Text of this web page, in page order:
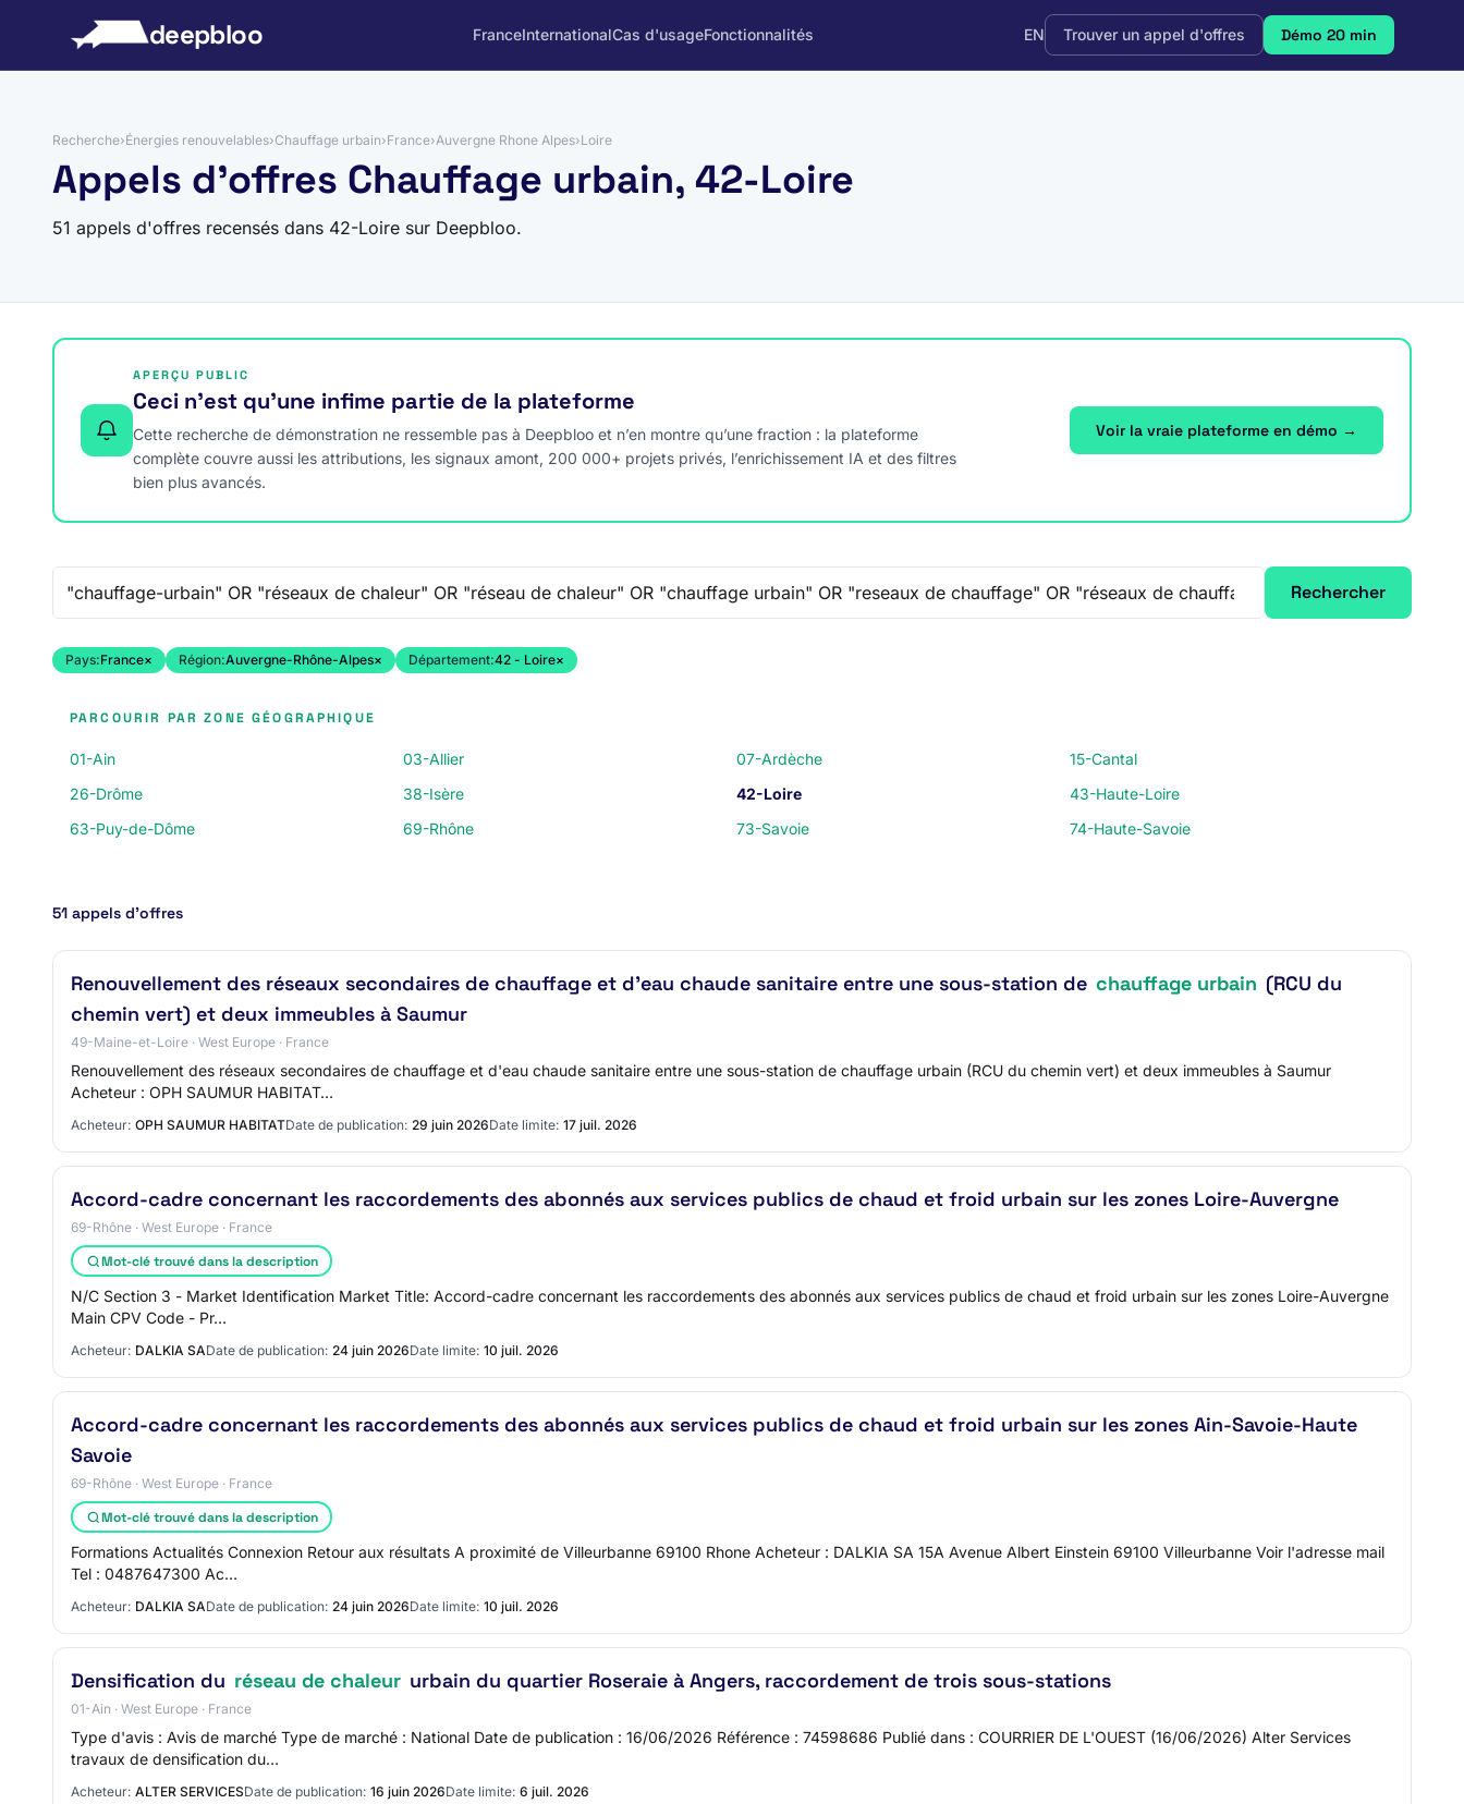
deepbloo FranceInternationalCas d'usageFonctionnalités EN Trouver un appel d'offres Démo 20 min
Recherche›Énergies renouvelables›Chauffage urbain›France›Auvergne Rhone Alpes›Loire
Appels d'offres Chauffage urbain, 42-Loire
51 appels d'offres recensés dans 42-Loire sur Deepbloo.
APERÇU PUBLIC
Ceci n’est qu’une infime partie de la plateforme
Cette recherche de démonstration ne ressemble pas à Deepbloo et n’en montre qu’une fraction : la plateforme
complète couvre aussi les attributions, les signaux amont, 200 000+ projets privés, l’enrichissement IA et des filtres
bien plus avancés.
Voir la vraie plateforme en démo →
Rechercher
Pays:France× Région:Auvergne-Rhône-Alpes× Département:42 - Loire×
PARCOURIR PAR ZONE GÉOGRAPHIQUE
01-Ain 03-Allier 07-Ardèche
15-Cantal
26-Drôme
38-Isère 42-Loire
43-Haute-Loire
63-Puy-de-Dôme
69-Rhône 73-Savoie 74-Haute-Savoie
51 appels d’offres
Renouvellement des réseaux secondaires de chauffage et d'eau chaude sanitaire entre une sous-station de chauffage urbain (RCU du
chemin vert) et deux immeubles à Saumur
49-Maine-et-Loire · West Europe · France
Renouvellement des réseaux secondaires de chauffage et d'eau chaude sanitaire entre une sous-station de chauffage urbain (RCU du chemin vert) et deux immeubles à Saumur
Acheteur : OPH SAUMUR HABITAT…
Acheteur: OPH SAUMUR HABITATDate de publication: 29 juin 2026Date limite: 17 juil. 2026
Accord-cadre concernant les raccordements des abonnés aux services publics de chaud et froid urbain sur les zones Loire-Auvergne
69-Rhône · West Europe · France
Mot-clé trouvé dans la description
N/C Section 3 - Market Identification Market Title: Accord-cadre concernant les raccordements des abonnés aux services publics de chaud et froid urbain sur les zones Loire-Auvergne
Main CPV Code - Pr…
Acheteur: DALKIA SADate de publication: 24 juin 2026Date limite: 10 juil. 2026
Accord-cadre concernant les raccordements des abonnés aux services publics de chaud et froid urbain sur les zones Ain-Savoie-Haute
Savoie
69-Rhône · West Europe · France
Mot-clé trouvé dans la description
Formations Actualités Connexion Retour aux résultats A proximité de Villeurbanne 69100 Rhone Acheteur : DALKIA SA 15A Avenue Albert Einstein 69100 Villeurbanne Voir l'adresse mail
Tel : 0487647300 Ac…
Acheteur: DALKIA SADate de publication: 24 juin 2026Date limite: 10 juil. 2026
Densification du réseau de chaleur urbain du quartier Roseraie à Angers, raccordement de trois sous-stations
01-Ain · West Europe · France
Type d'avis : Avis de marché Type de marché : National Date de publication : 16/06/2026 Référence : 74598686 Publié dans : COURRIER DE L'OUEST (16/06/2026) Alter Services
travaux de densification du…
Acheteur: ALTER SERVICESDate de publication: 16 juin 2026Date limite: 6 juil. 2026